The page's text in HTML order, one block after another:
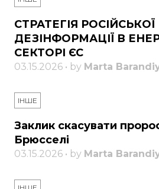
СТРАТЕГІЯ РОСІЙСЬКОЇ
ДЕЗІНФОРМАЦІЇ В
СЕКТОРІ ЄС
03.15.2026 • by Marta
ІНШЕ
Заклик скасувати
Брюсселі
03.15.2026 • by Marta